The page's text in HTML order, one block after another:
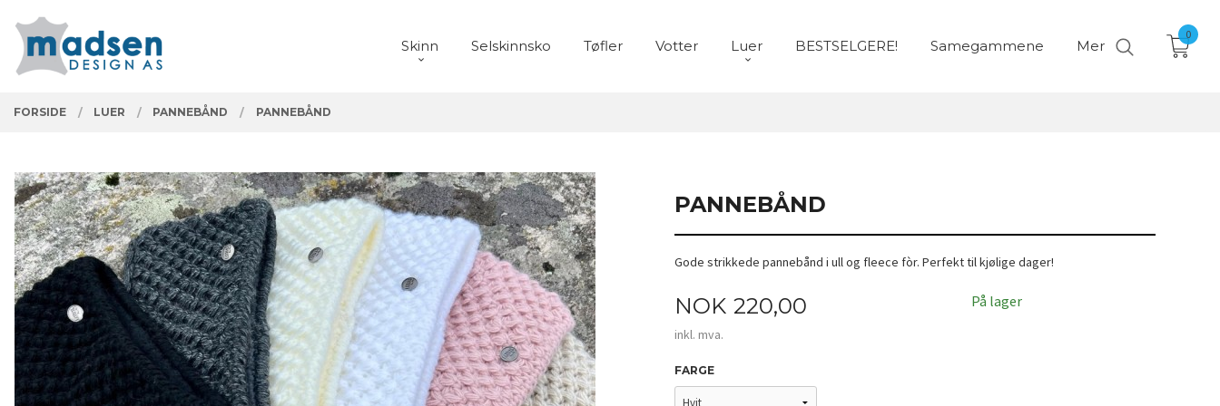
innholdet
PRODUKTER
Skinn Selskinnsko Tøfler Votter Luer BESTSELGERE! Samegammene Mer
Lukk
0
FORSIDE LUER PANNEBÅND PANNEBÅND
PANNEBÅND
Gode strikkede pannebånd i ull og fleece fòr. Perfekt til kjølige dager!
Pris
NOK 220,00
inkl. mva.
På lager
FARGE